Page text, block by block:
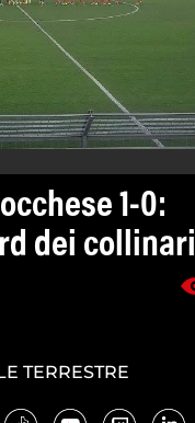
1-0:
dei collinari
TERRESTRE